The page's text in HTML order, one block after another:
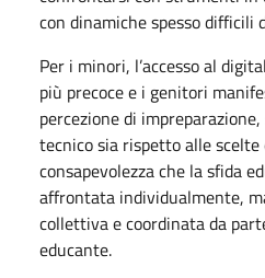
con dinamiche spesso difficili
Per i minori, l’accesso al
più precoce e i genitori
percezione di
tecnico sia rispetto alle scelte
consapevolezza che la sfida
affrontata individualmente,
collettiva e coordinata da
educante.